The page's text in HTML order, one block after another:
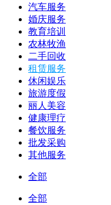
汽车服务
婚庆服务
教育培训
农林牧渔
二手回收
租赁服务
休闲娱乐
旅游度假
丽人美容
健康理疗
餐饮服务
批发采购
其他服务
全部
全部